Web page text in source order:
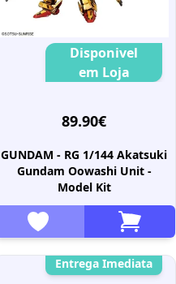
Disponivel
em Loja
89.90€
GUNDAM - RG 1/144 Akatsuki
Gundam Oowashi Unit -
Model Kit
Entrega Imediata